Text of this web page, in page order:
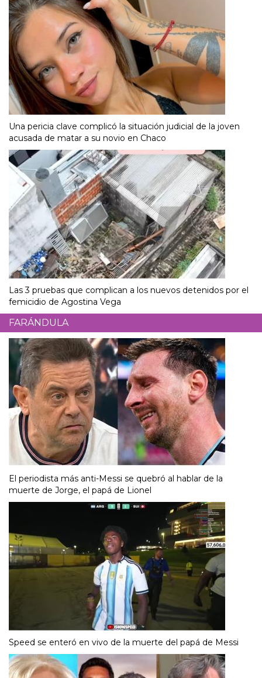
Una pericia clave complicó la situación judicial de la joven
acusada de matar a su novio en Chaco
Las 3 pruebas que complican a los nuevos detenidos por el
femicidio de Agostina Vega
FARÁNDULA
El periodista más anti-Messi se quebró al hablar de la
muerte de Jorge, el papá de Lionel
Speed se enteró en vivo de la muerte del papá de Messi